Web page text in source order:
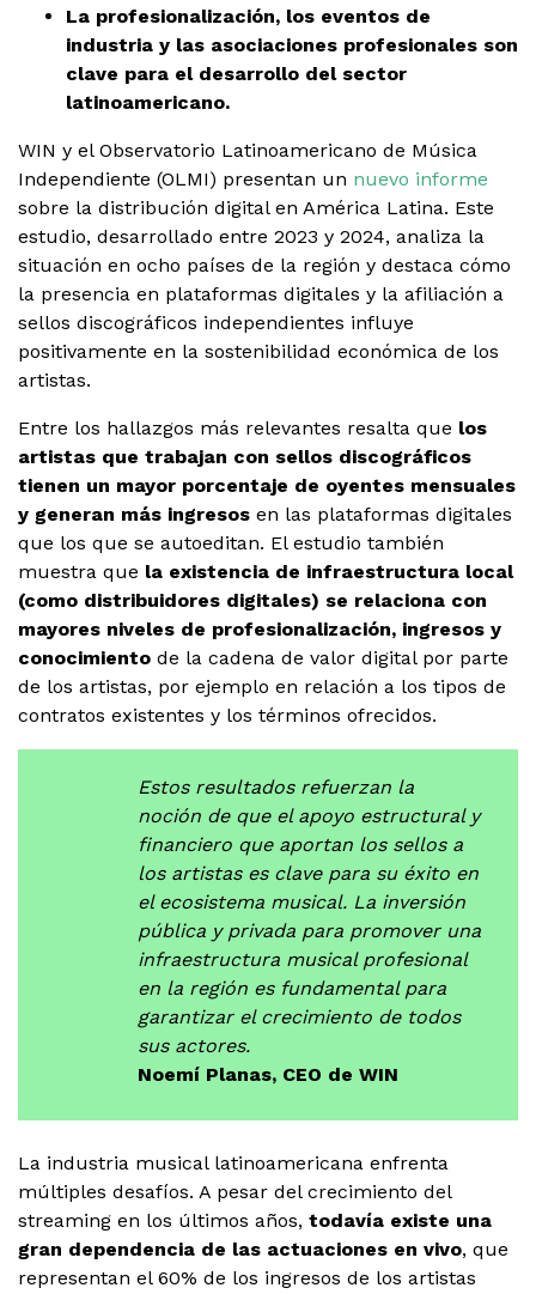
La profesionalización, los eventos de
industria y las asociaciones profesionales son
clave para el desarrollo del sector
latinoamericano.
WIN y el Observatorio Latinoamericano de Música
Independiente (OLMI) presentan un nuevo informe
sobre la distribución digital en América Latina. Este
estudio, desarrollado entre 2023 y 2024, analiza la
situación en ocho países de la región y destaca cómo
la presencia en plataformas digitales y la afiliación a
sellos discográficos independientes influye
positivamente en la sostenibilidad económica de los
artistas.
Entre los hallazgos más relevantes resalta que los
artistas que trabajan con sellos discográficos
tienen un mayor porcentaje de oyentes mensuales
y generan más ingresos en las plataformas digitales
que los que se autoeditan. El estudio también
muestra que la existencia de infraestructura local
(como distribuidores digitales) se relaciona con
mayores niveles de profesionalización, ingresos y
conocimiento de la cadena de valor digital por parte
de los artistas, por ejemplo en relación a los tipos de
contratos existentes y los términos ofrecidos.
Estos resultados refuerzan la
noción de que el apoyo estructural y
financiero que aportan los sellos a
los artistas es clave para su éxito en
el ecosistema musical. La inversión
pública y privada para promover una
infraestructura musical profesional
en la región es fundamental para
garantizar el crecimiento de todos
sus actores.
Noemí Planas, CEO de WIN
La industria musical latinoamericana enfrenta
múltiples desafíos. A pesar del crecimiento del
streaming en los últimos años, todavía existe una
gran dependencia de las actuaciones en vivo, que
representan el 60% de los ingresos de los artistas